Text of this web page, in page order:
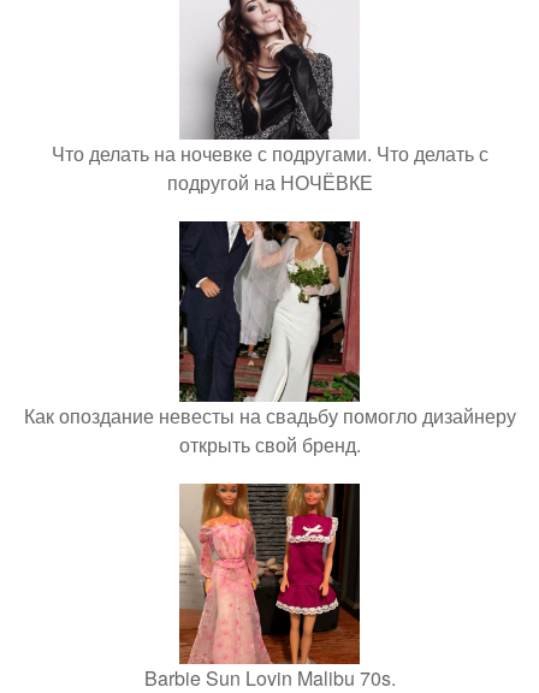
Что делать на ночевке с подругами. Что делать с
подругой на НОЧЁВКЕ
Как опоздание невесты на свадьбу помогло дизайнеру
открыть свой бренд.
Barbie Sun Lovin Malibu 70s.